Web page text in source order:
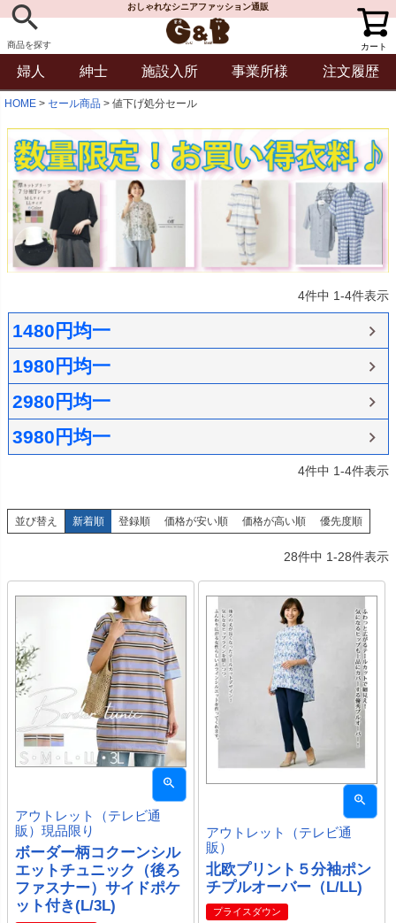
商品を探す
おしゃれなシニアファッション通販
カート
婦人 紳士 施設入所 事業所様 注文履歴
HOME セール商品 値下げ処分セール
4件中 1-4件表示
1480円均一
1980円均一
2980円均一
3980円均一
4件中 1-4件表示
並び替え 新着順 登録順 価格が安い順 価格が高い順 優先度順
28件中 1-28件表示
アウトレット（テレビ通
販）現品限り
ボーダー柄コクーンシル
エットチュニック（後ろ
ファスナー）サイドポケ
ット付き(L/3L)
アウトレット（テレビ通
販）
北欧プリント５分袖ポン
チプルオーバー（L/LL)
プライスダウン